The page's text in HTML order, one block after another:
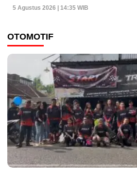
5 Agustus 2026 | 14:35 WIB
OTOMOTIF